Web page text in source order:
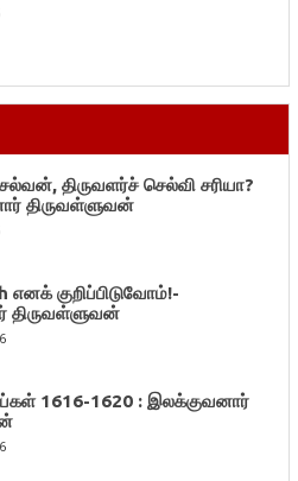
திருவளர்ச் செல்வி சரியா?
திருவள்ளுவன்
குறிப்பிடுவோம்!-
திருவள்ளுவன்
1616-1620 : இலக்குவனார்